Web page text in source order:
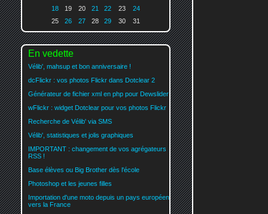
18
19 20 21 22 23
24
25
26 27 28 29 30 31
En vedette
Vélib', mahsup et bon anniversaire !
dcFlickr : vos photos Flickr dans Dotclear 2
Générateur de fichier xml en php pour Dewslider
wFlickr : widget Dotclear pour vos photos Flickr
Recherche de Vélib' via SMS
Vélib', statistiques et jolis graphiques
IMPORTANT : changement de vos agrégateurs
RSS !
Base élèves ou Big Brother dès l'école
Photoshop et les jeunes filles
Importation d'une moto depuis un pays européen
vers la France